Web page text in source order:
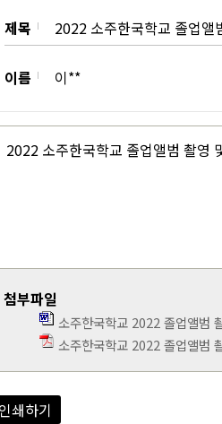
제목 2022 소주한국학교 졸업앨
이름 이**
2022 소주한국학교 졸업앨범 촬영
첨부파일
소주한국학교 2022 졸업앨범
소주한국학교 2022 졸업앨범
인쇄하기